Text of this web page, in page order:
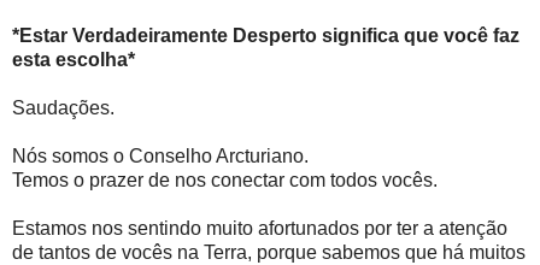
*Estar Verdadeiramente Desperto significa que você faz
esta escolha*
Saudações.
Nós somos o Conselho Arcturiano.
Temos o prazer de nos conectar com todos vocês.
Estamos nos sentindo muito afortunados por ter a atenção
de tantos de vocês na Terra, porque sabemos que há muitos